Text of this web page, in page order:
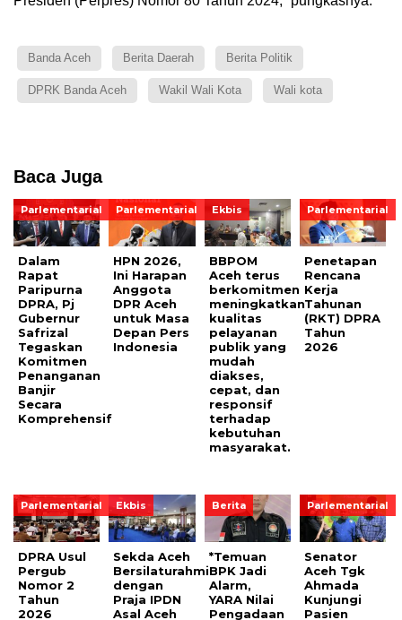
Banda Aceh Berita Daerah Berita Politik
DPRK Banda Aceh Wakil Wali Kota Wali kota
Baca Juga
Parlementarial
Dalam
Rapat
Paripurna
DPRA, Pj
Gubernur
Safrizal
Tegaskan
Komitmen
Penanganan
Banjir
Secara
Komprehensif
Parlementarial
HPN 2026,
Ini Harapan
Anggota
DPR Aceh
untuk Masa
Depan Pers
Indonesia
Ekbis
BBPOM
Aceh terus
berkomitmen
meningkatkan
kualitas
pelayanan
publik yang
mudah
diakses,
cepat, dan
responsif
terhadap
kebutuhan
masyarakat.
Parlementarial
Penetapan
Rencana
Kerja
Tahunan
(RKT) DPRA
Tahun
2026
Parlementarial
DPRA Usul
Pergub
Nomor 2
Tahun
2026
Ekbis
Sekda Aceh
Bersilaturahmi
dengan
Praja IPDN
Asal Aceh
Berita
*Temuan
BPK Jadi
Alarm,
YARA Nilai
Pengadaan
Parlementarial
Senator
Aceh Tgk
Ahmada
Kunjungi
Pasien